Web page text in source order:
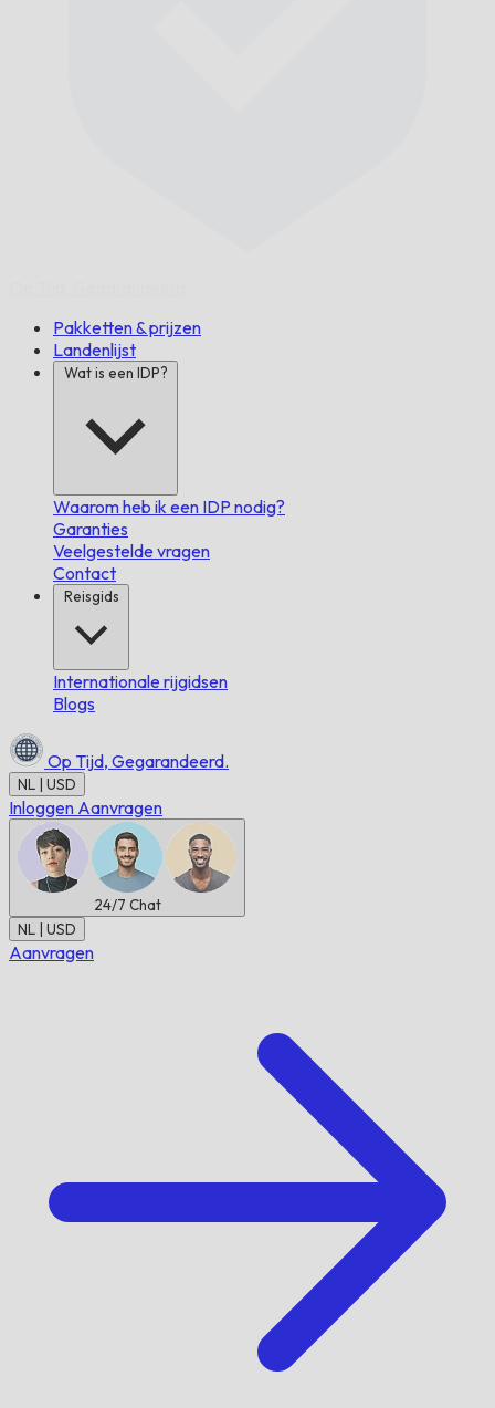
Pakketten & prijzen
Landenlijst
Wat is een IDP?
Waarom heb ik een IDP nodig?
Garanties
Veelgestelde vragen
Contact
Reisgids
Internationale rijgidsen
Blogs
Op Tijd, Gegarandeerd.
NL | USD
Inloggen Aanvragen
24/7 Chat
NL | USD
Aanvragen